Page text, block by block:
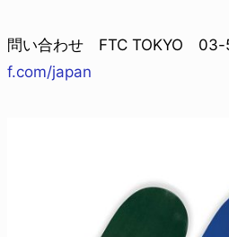
問い合わせ FTC TOKYO
f.com/japan